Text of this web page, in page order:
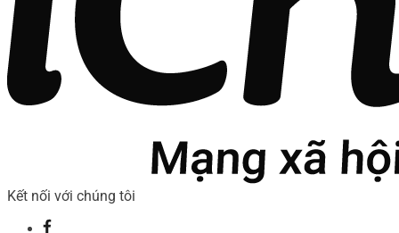
Kết nối với chúng tôi